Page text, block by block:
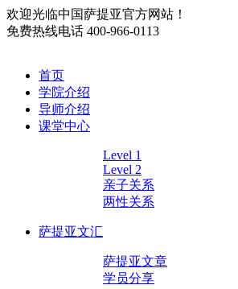
欢迎光临中国萨提亚官方网站！
免费热线电话 400-966-0113
首页
学院介绍
导师介绍
课堂中心
Level 1
Level 2
亲子关系
两性关系
萨提亚文汇
萨提亚文章
学员分享